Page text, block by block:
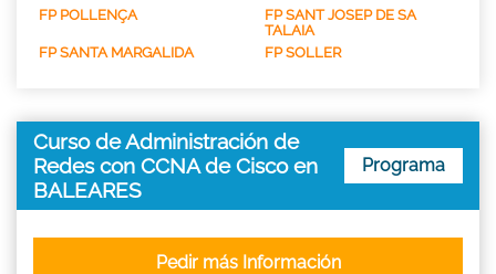
FP POLLENÇA
FP SANT JOSEP DE SA
TALAIA
FP SANTA MARGALIDA
FP SOLLER
Curso de Administración de
Redes con CCNA de Cisco en
BALEARES
Programa
Pedir más Información